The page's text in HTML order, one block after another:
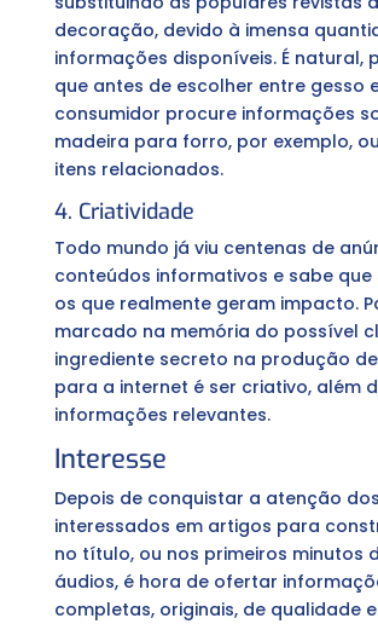
decoração, devido à imensa
informações disponíveis. É natural,
que antes de escolher entre gesso
consumidor procure informações
madeira para forro, por exemplo,
itens relacionados.
4. Criatividade
Todo mundo já viu centenas de
conteúdos informativos e sabe
os que realmente geram impacto.
marcado na memória do possível
ingrediente secreto na produção
para a internet é ser criativo, além
informações relevantes.
Interesse
Depois de conquistar a atenção dos
interessados em artigos para
no título, ou nos primeiros minutos
áudios, é hora de ofertar
completas, originais, de qualidade